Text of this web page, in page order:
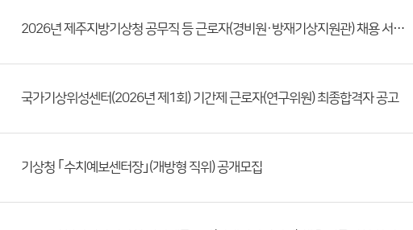
2026년 제주지방기상청 공무직 등 근로자(경비원·방재기상지원관) 채용 서류전형 합격자 및 면접전형 일정 공고
국가기상위성센터(2026년 제1회) 기간제 근로자(연구위원) 최종합격자 공고
기상청 ｢수치예보센터장｣(개방형 직위) 공개모집